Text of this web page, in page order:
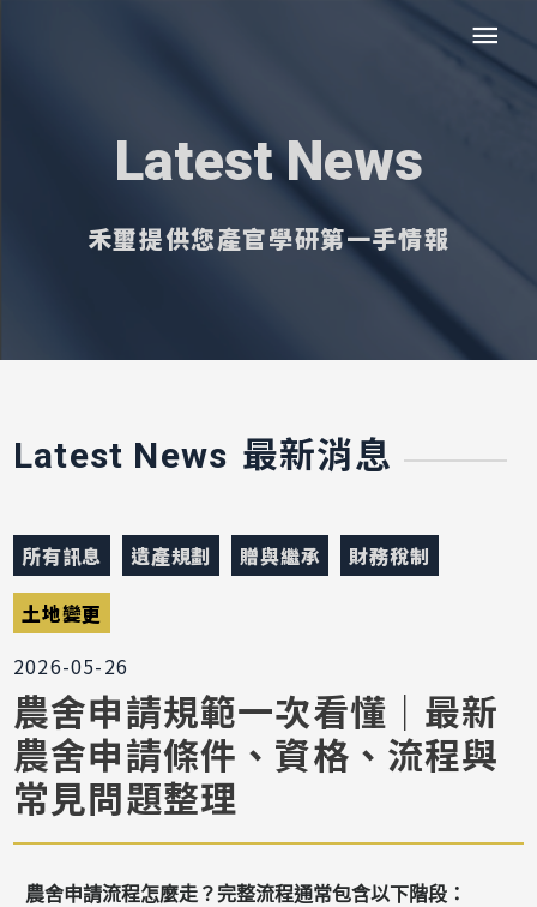
Latest News
禾璽提供您產官學研第一手情報
Latest News 最新消息
所有訊息 遺產規劃 贈與繼承 財務稅制
土地變更
2026-05-26
農舍申請規範一次看懂｜最新
農舍申請條件、資格、流程與
常見問題整理
農舍申請流程怎麼走？完整流程通常包含以下階段：